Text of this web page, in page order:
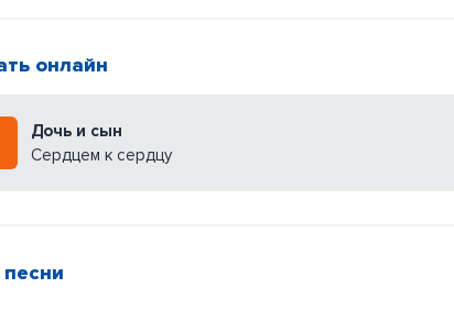
онлайн
Дочь и сын
Сердцем к сердцу
песни